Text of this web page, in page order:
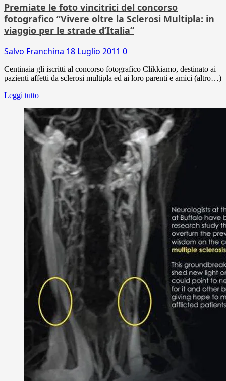
Premiate le foto vincitrici del concorso
fotografico “Vivere oltre la Sclerosi Multipla: in
viaggio per le strade d’Italia”
Salvo Franchina 18 Luglio 2011 0
Centinaia gli iscritti al concorso fotografico Clikkiamo, destinato ai
pazienti affetti da sclerosi multipla ed ai loro parenti e amici (altro…)
Leggi tutto